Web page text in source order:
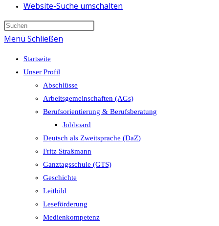
Website-Suche umschalten
Menü Schließen
Startseite
Unser Profil
Abschlüsse
Arbeitsgemeinschaften (AGs)
Berufsorientierung & Berufsberatung
Jobboard
Deutsch als Zweitsprache (DaZ)
Fritz Straßmann
Ganztagsschule (GTS)
Geschichte
Leitbild
Leseförderung
Medienkompetenz